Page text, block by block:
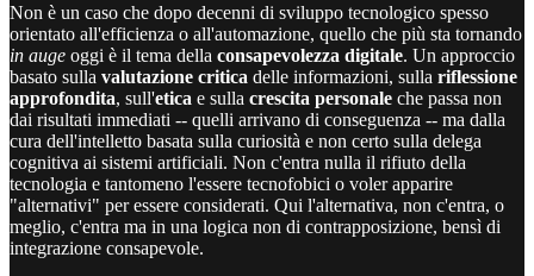
Non è un caso che dopo decenni di sviluppo tecnologico spesso
orientato all'efficienza o all'automazione, quello che più sta tornando
in auge oggi è il tema della consapevolezza digitale. Un approccio
basato sulla valutazione critica delle informazioni, sulla riflessione
approfondita, sull'etica e sulla crescita personale che passa non
dai risultati immediati -- quelli arrivano di conseguenza -- ma dalla
cura dell'intelletto basata sulla curiosità e non certo sulla delega
cognitiva ai sistemi artificiali. Non c'entra nulla il rifiuto della
tecnologia e tantomeno l'essere tecnofobici o voler apparire
"alternativi" per essere considerati. Qui l'alternativa, non c'entra, o
meglio, c'entra ma in una logica non di contrapposizione, bensì di
integrazione consapevole.